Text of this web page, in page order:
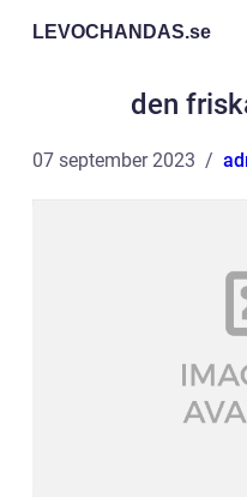
LEVOCHANDAS.se
den
07 september 2023